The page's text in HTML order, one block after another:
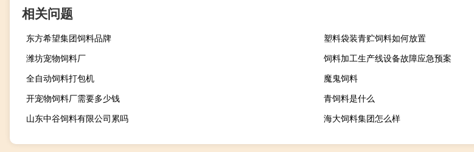
相关问题
东方希望集团饲料品牌
塑料袋装青贮饲料如何放置
潍坊宠物饲料厂
饲料加工生产线设备故障应急预案
全自动饲料打包机
魔鬼饲料
开宠物饲料厂需要多少钱
青饲料是什么
山东中谷饲料有限公司累吗
海大饲料集团怎么样